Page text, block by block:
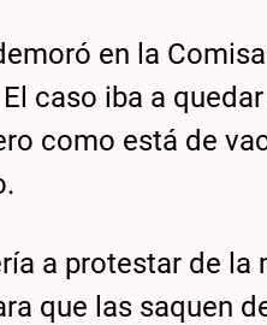
en la
caso iba a
como está de
a protestar de la
que las saquen